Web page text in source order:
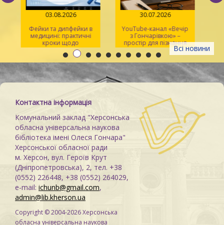
Всі новини
03.08.2026
Фейки та дипфейки в
медицині: практичні
кроки щодо
розпізнавання
30.07.2026
YouTube-канал «Вечір
з Гончарівкою» –
простір для пізнання
та натхнення
Контактна інформація
Комунальний заклад "Херсонська
обласна універсальна наукова
бібліотека імені Олеся Гончара"
Херсонської обласної ради
м. Херсон, вул. Героїв Крут
(Дніпропетровська), 2, тел. +38
(0552) 226448, +38 (0552) 264029,
e-mail: ichunb@gmail.com,
admin@lib.kherson.ua
Copyright © 2004-2026 Херсонська
обласна універсальна наукова